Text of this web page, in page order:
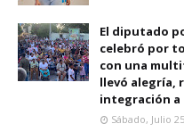
El diputado
celebró por
con una
llevó alegría,
integración a
Sábado, Julio